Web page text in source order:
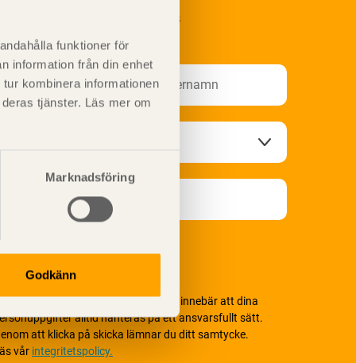
funktioner för
information från din enhet
kombinera informationen
tjänster. Läs mer om
Marknadsföring
Godkänn
på Svenskt Träs
värnar om personlig integritet vilket innebär att dina
alltid hanteras på ett ansvarsfullt sätt.
att klicka på skicka lämnar du ditt samtycke.
vår integritetspolicy.